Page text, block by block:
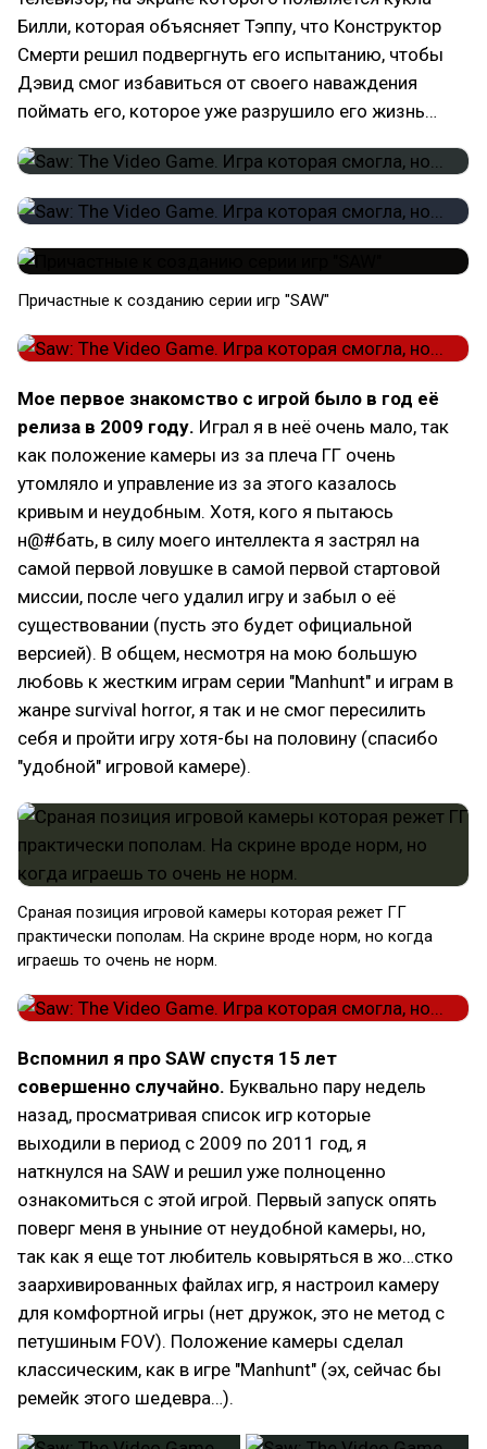
Билли, которая объясняет Тэппу, что Конструктор
Смерти решил подвергнуть его испытанию, чтобы
Дэвид смог избавиться от своего наваждения
поймать его, которое уже разрушило его жизнь…
Причастные к созданию серии игр "SAW"
Мое первое знакомство с игрой было в год её
релиза в 2009 году. Играл я в неё очень мало, так
как положение камеры из за плеча ГГ очень
утомляло и управление из за этого казалось
кривым и неудобным. Хотя, кого я пытаюсь
н@#бать, в силу моего интеллекта я застрял на
самой первой ловушке в самой первой стартовой
миссии, после чего удалил игру и забыл о её
существовании (пусть это будет официальной
версией). В общем, несмотря на мою большую
любовь к жестким играм серии "Manhunt" и играм в
жанре survival horror, я так и не смог пересилить
себя и пройти игру хотя-бы на половину (спасибо
"удобной" игровой камере).
Сраная позиция игровой камеры которая режет ГГ
практически пополам. На скрине вроде норм, но когда
играешь то очень не норм.
Вспомнил я про SAW спустя 15 лет
совершенно случайно. Буквально пару недель
назад, просматривая список игр которые
выходили в период с 2009 по 2011 год, я
наткнулся на SAW и решил уже полноценно
ознакомиться с этой игрой. Первый запуск опять
поверг меня в уныние от неудобной камеры, но,
так как я еще тот любитель ковыряться в жо…стко
заархивированных файлах игр, я настроил камеру
для комфортной игры (нет дружок, это не метод с
петушиным FOV). Положение камеры сделал
классическим, как в игре "Manhunt" (эх, сейчас бы
ремейк этого шедевра…).